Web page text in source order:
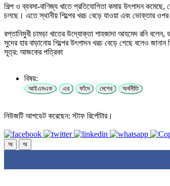
শিল্প ও ব্যবসা-বাণিজ্য খাতে প্রতিযোগিতা কমায় উৎপাদন
চলছে। এতে স্থানীয় শিল্পের খরচ বেড়ে যাওয়া এবং ভোক্তার
রপ্তানিমুখী চামড়া খাতের উদ্যোক্তা শাহজাদা আহমেদ রনি
সুদের হার বাড়ানোয় শিল্পের উৎপাদন খরচ বেড়ে গেছে বলেও জানান
সূত্র: আজকের পত্রিকা
বিষয়:
আইএমএফ এর ফাঁদে দেশের অর্থনীতি
নিউজটি আপডেট করেছেন: স্টাফ রির্পোটার।
অ অ